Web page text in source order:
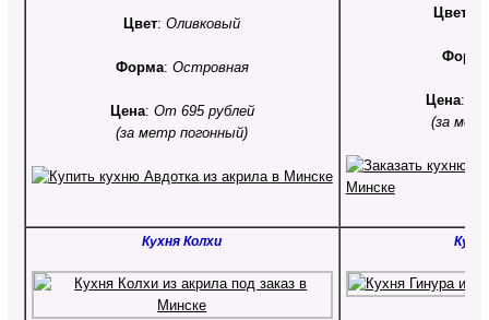
Цвет:Оливковый
Форма: Островная
Цена: От 695 рублей
(за метр погонный)
Цвет
Цена:
(за
Кухня Колхи